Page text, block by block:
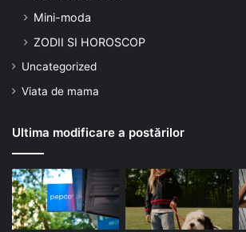
Mini-moda
ZODII SI HOROSCOP
Uncategorized
Viata de mama
Ultima modificare a postărilor